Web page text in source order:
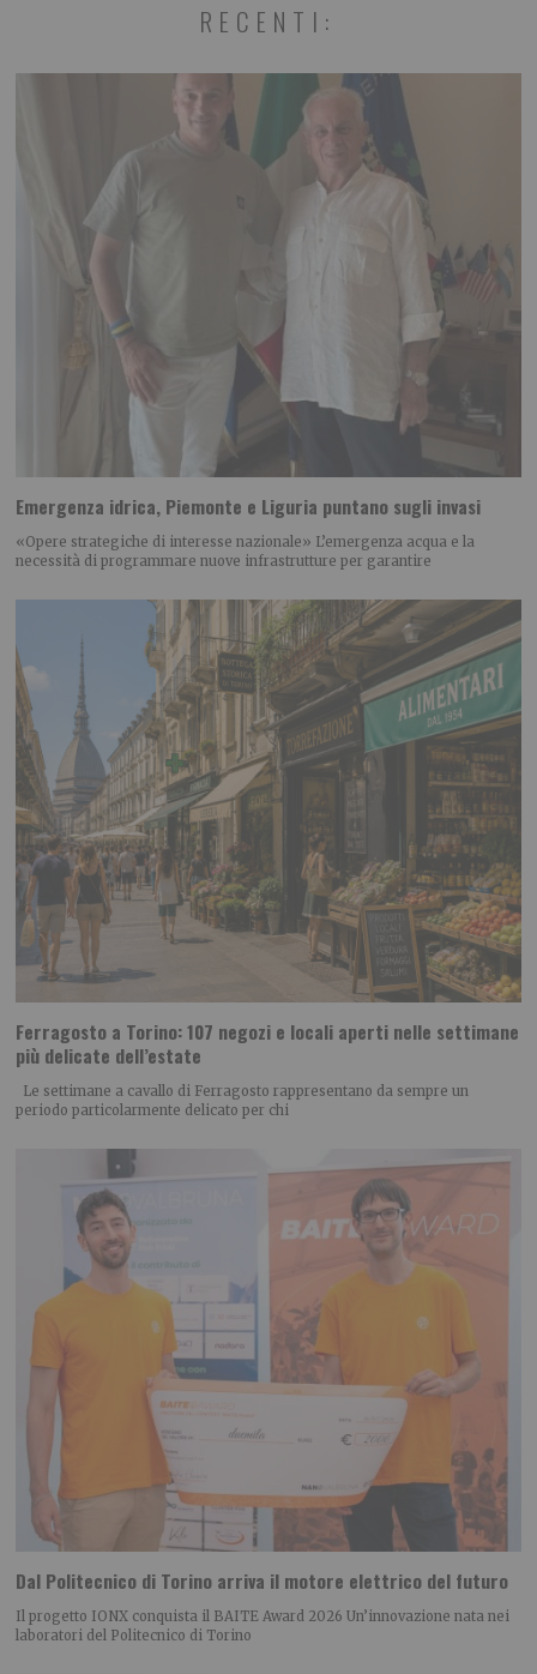
RECENTI:
Emergenza idrica, Piemonte e Liguria puntano sugli invasi
«Opere strategiche di interesse nazionale» L’emergenza acqua e la
necessità di programmare nuove infrastrutture per garantire
Ferragosto a Torino: 107 negozi e locali aperti nelle settimane
più delicate dell’estate
Le settimane a cavallo di Ferragosto rappresentano da sempre un
periodo particolarmente delicato per chi
Dal Politecnico di Torino arriva il motore elettrico del futuro
Il progetto IONX conquista il BAITE Award 2026 Un’innovazione nata nei
laboratori del Politecnico di Torino